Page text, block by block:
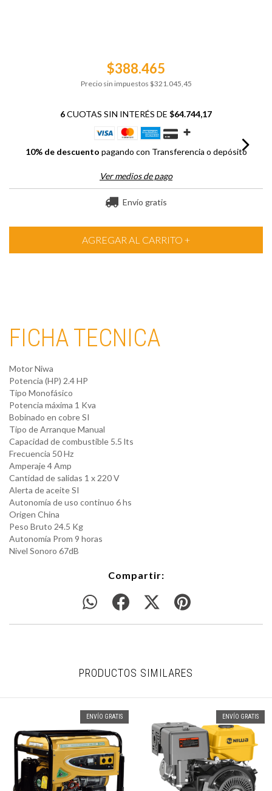
$388.465
Precio sin impuestos $321.045,45
6CUOTAS SIN INTERÉS DE $64.744,17
10% de descuento pagando con Transferencia o depósito
Ver medios de pago
Envío gratis
FICHA TECNICA
Motor Niwa
Potencia (HP) 2.4 HP
Tipo Monofásico
Potencia máxima 1 Kva
Bobinado en cobre SI
Tipo de Arranque Manual
Capacidad de combustible 5.5 lts
Frecuencia 50 Hz
Amperaje 4 Amp
Cantidad de salidas 1 x 220 V
Alerta de aceite SI
Autonomía de uso continuo 6 hs
Origen China
Peso Bruto 24.5 Kg
Autonomía Prom 9 horas
Nivel Sonoro 67dB
Compartir:
PRODUCTOS SIMILARES
ENVÍO GRATIS ENVÍO GRATIS